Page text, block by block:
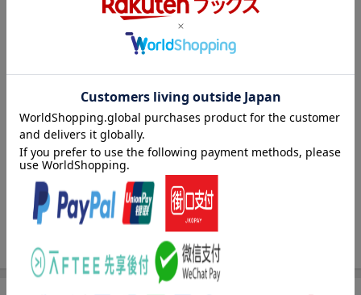
ナカシマ723
ロケット商会
(原著)
勇者のクズ
レーベル ボーダーコミックス
出版社 リイド社
発行形態 コミック
ページ数 216p
9784845861231